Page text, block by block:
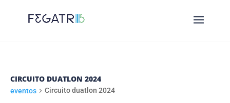
CIRCUITO DUATLON 2024
eventos Circuito duatlon 2024